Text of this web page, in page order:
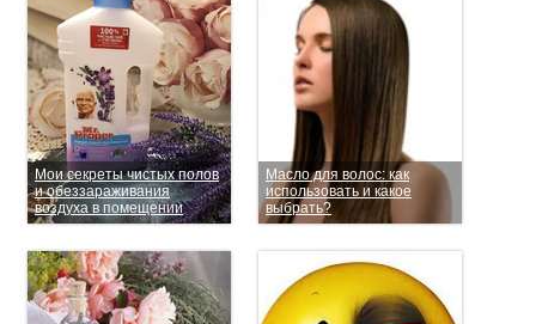
Мои секреты чистых полов
и обеззараживания
воздуха в помещении
Масло для волос: как
использовать и какое
выбрать?